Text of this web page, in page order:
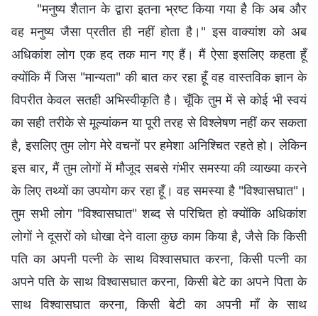
"मनुष्य शैतान के द्वारा इतना भ्रष्ट किया गया है कि अब और
वह मनुष्य जैसा प्रतीत ही नहीं होता है।" इस वाक्यांश को अब
अधिकांश लोग एक हद तक मान गए हैं। मैं ऐसा इसलिए कहता हूँ
क्योंकि मैं जिस "मान्यता" की बात कर रहा हूँ वह वास्तविक ज्ञान के
विपरीत केवल सतही अभिस्वीकृति है। चूँकि तुम में से कोई भी स्वयं
का सही तरीके से मूल्यांकन या पूरी तरह से विश्लेषण नहीं कर सकता
है, इसलिए तुम लोग मेरे वचनों पर हमेशा अनिश्चित रहते हो। लेकिन
इस बार, मैं तुम लोगों में मौजूद सबसे गंभीर समस्या की व्याख्या करने
के लिए तथ्यों का उपयोग कर रहा हूँ। वह समस्या है "विश्वासघात"।
तुम सभी लोग "विश्वासघात" शब्द से परिचित हो क्योंकि अधिकांश
लोगों ने दूसरों को धोखा देने वाला कुछ काम किया है, जैसे कि किसी
पति का अपनी पत्नी के साथ विश्वासघात करना, किसी पत्नी का
अपने पति के साथ विश्वासघात करना, किसी बेटे का अपने पिता के
साथ विश्वासघात करना, किसी बेटी का अपनी माँ के साथ